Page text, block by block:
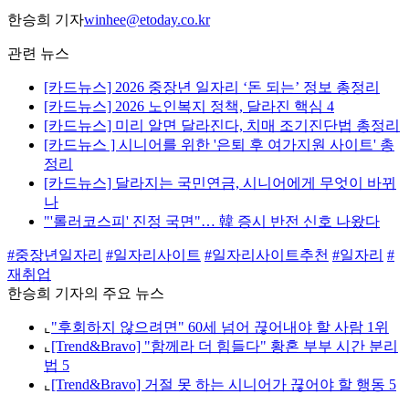
한승희 기자winhee@etoday.co.kr
관련 뉴스
[카드뉴스] 2026 중장년 일자리 ‘돈 되는’ 정보 총정리
[카드뉴스] 2026 노인복지 정책, 달라진 핵심 4
[카드뉴스] 미리 알면 달라진다, 치매 조기진단법 총정리
[카드뉴스 ] 시니어를 위한 '은퇴 후 여가지원 사이트' 총
정리
[카드뉴스] 달라지는 국민연금, 시니어에게 무엇이 바뀌
나
"'롤러코스피' 진정 국면"… 韓 증시 반전 신호 나왔다
#중장년일자리 #일자리사이트 #일자리사이트추천 #일자리 #
재취업
한승희 기자의 주요 뉴스
⌞ "후회하지 않으려면" 60세 넘어 끊어내야 할 사람 1위
⌞ [Trend&Bravo] "함께라 더 힘들다" 황혼 부부 시간 분리
법 5
⌞ [Trend&Bravo] 거절 못 하는 시니어가 끊어야 할 행동 5